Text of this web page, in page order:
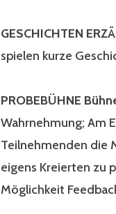
GESCHICHTEN
spielen kurze
PROBEBÜHNE
Wahrnehmung; Am
Teilnehmenden die
eigens Kreierten zu
Möglichkeit